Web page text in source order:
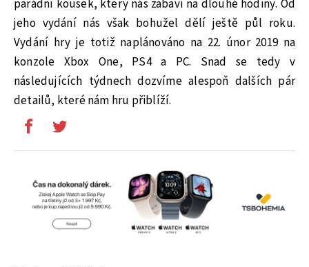
parádní kousek, který nás zabaví na dlouhé hodiny. Od
jeho vydání nás však bohužel dělí ještě půl roku.
Vydání hry je totiž naplánováno na 22. únor 2019 na
konzole Xbox One, PS4 a PC. Snad se tedy v
následujících týdnech dozvíme alespoň dalších pár
detailů, které nám hru přiblíží.